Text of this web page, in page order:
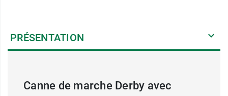
PRÉSENTATION
Canne de marche Derby avec